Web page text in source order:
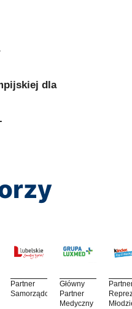
dla
Partner
Samorządowy
Główny
Partner
Medyczny